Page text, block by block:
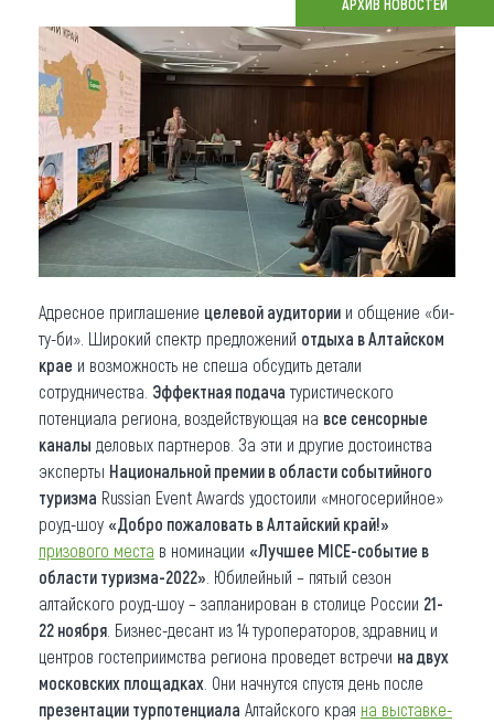
Что привезти (сувениры)
О регионе
Коллекция впечатлений
Другие рубрики
АРХИВ НОВОСТЕЙ
Адресное приглашение целевой аудитории и общение «би-
ту-би». Широкий спектр предложений отдыха в Алтайском
крае и возможность не спеша обсудить детали
сотрудничества. Эффектная подача туристического
потенциала региона, воздействующая на все сенсорные
каналы деловых партнеров. За эти и другие достоинства
эксперты Национальной премии в области событийного
туризма Russian Event Awards удостоили «многосерийное»
роуд-шоу «Добро пожаловать в Алтайский край!»
призового места в номинации «Лучшее MICE-событие в
области туризма-2022» . Юбилейный – пятый сезон
алтайского роуд-шоу – запланирован в столице России 21-
22 ноября . Бизнес-десант из 14 туроператоров, здравниц и
центров гостеприимства региона проведет встречи на двух
московских площадках . Они начнутся спустя день после
презентации турпотенциала Алтайского края на выставке-